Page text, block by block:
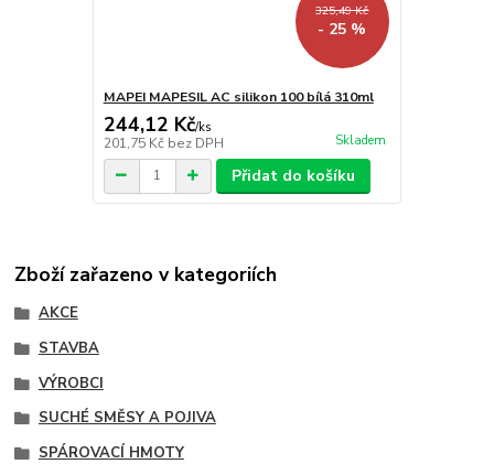
325,49 Kč
- 25 %
MAPEI MAPESIL AC silikon 100 bílá 310ml
244,12 Kč/ks
201,75 Kč bez DPH Skladem
Přidat do košíku
Zboží zařazeno v kategoriích
AKCE
STAVBA
VÝROBCI
SUCHÉ SMĚSY A POJIVA
SPÁROVACÍ HMOTY